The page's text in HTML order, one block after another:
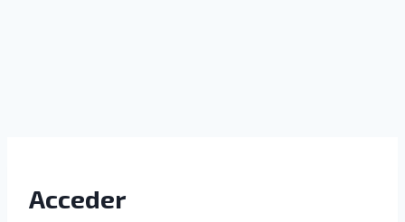
Acceder